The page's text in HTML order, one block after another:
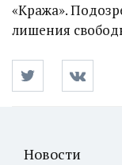
«Кража».
лишения
Новости